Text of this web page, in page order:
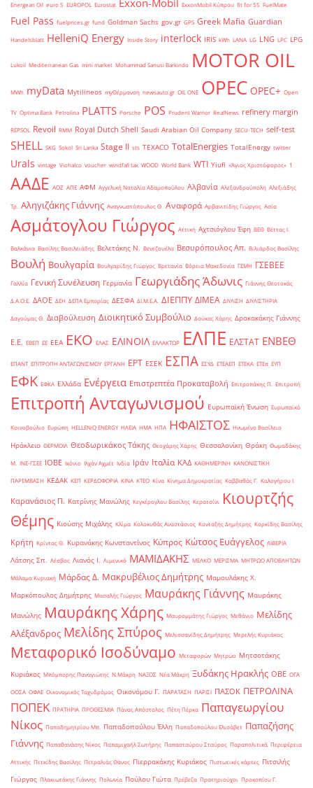
Energean Oil euro 5 EUROPOL Eurostat Exxon-Mobil ExxonMobil Κύπρου fit for 55 FuelMate
Fuel Pass fuelprices.gr fund Goldman Sachs gov.gr GPS Greek Mafia Guardian
Handelsblatt HelleniQ Energy Inside Story interlock IRIS kWh LANA LG LNG LPC LPG
Lukoil Mediterranean Gas mini market Mohammad Sanusi Barkindo MOTOR OIL
MWh myData Mytilineos myΘέρμανση newsauto.gr OIL ONE OPEC OPEC+ Open
TV Optima Bank Petrolina PLATTS Porsche POS Prudent Warrior RealNews refinery margin
REPSOL Revoil RMM Royal Dutch Shell Saudi Arabian Oil Company SECU-TECH self-test
SHELL SKG Sokol Sri Lanka Stage II sts TEXACO TotalEnergies TotalEnergy twitter
Urals vintage Viohalco voucher windfall tax WOOD World Bank WTI Yiufi «Άγιος Χριστόφορος» ΄1
ΑΑΔΕ ΑΟΖ ΑΠΕ ΑΦΜ Αγγελική Ναταλία Αδαμοπούλου Αλβανία Αλεξανδρούπολη Αλεξιάδης
Τρ. Αληγιζάκης Γιάννης Αναγνωστόπουλος Θ. Αναφορά Αρβανιτίδης Γιώργος Ασία
Ασμάτογλου Γιώργος Αττική Αχτσιόγλου Έφη ΒΕΘ Βέττας Ι.
Βαλκάνια Βασίλης Βασιλειάδης Βελετάκης Ν. Βενεζουέλα Βεσυρόπουλος Απ. Βιλιάρδος Βασίλης
Βουλή Βουλγαρία Βουλγαρίδης Γιώργος Βρετανία Βόρεια Μακεδονία ΓΕΜΗ ΓΣΕΒΕΕ
Γαλλία Γενική Συνέλευση Γερμανία Γεωργιάδης Άδωνις Γιάννης Θεοτοκάς
Δ.Α.Ο.Ε. ΔΑΟΕ ΔΕΗ ΔΕΠΑ Εμπορίας ΔΕΣΦΑ ΔΙ.Μ.Ε.Α. ΔΙΕΠΠΥ ΔΙΜΕΑ ΔΙΥΛΙΣΗ ΔΙΥΛΙΣΤΗΡΙΑ
Δαγούμας Θ. Διαβούλευση Διοικητικό Συμβούλιο Δούκας Χάρης Δρακακάκης Γιάννης
Ε.Ε. ΕΒΕΠ ΕΕ ΕΕΑ ΕΚΟ ΕΛΑΣ ΕΛΙΝΟΙΛ ΕΛΛΑΚΤΩΡ ΕΛΠΕ ΕΛΣΤΑΤ ΕΝΒΕΘ
ΕΠΑΝΤ ΕΠΙΤΡΟΠΗ ΑΝΤΑΓΩΝΙΣΜΟΥ ΕΡΓΑΝΗ ΕΡΤ ΕΣΕΚ ΕΣΠΑ ΕΣΥΔ ΕΤΕΑΕΠ ΕΤΕΚΑ ΕΤΕπ ΕΥΠ
ΕΦΚ ΕΦΚΑ Ελλάδα Ενέργεια Επιστρεπτέα Προκαταβολή Επιτροπάκης Π. Επιτροπή
Επιτροπή Ανταγωνισμού Ευρωπαϊκή Ένωση Ευρωπαϊκό
Κοινοβούλιο Ευρώπη ΗELLENiQ ENERGY ΗΛΕΙΑ ΗΜΑ ΗΠΑ ΗΦΑΙΣΤΟΣ Ηνωμένο Βασίλειο
Ηράκλειο ΘΕΡΜΟΙΛ Θεοδωρικάκος Τάκης Θεοχάρης Χάρης Θεσσαλονίκη Θράκη Θωμαδάκης
Μ. ΙΝΕ-ΓΣΕΕ ΙΟΒΕ Ικόνιο Ιλχάν Αχμέτ Ινδία Ιράν Ιταλία ΚΑΔ ΚΑΘΗΜΕΡΙΝΗ ΚΑΝΟΝΙΣΤΙΚΗ
ΠΑΡΕΜΒΑΣΗ ΚΕΔΑΚ ΚΕΠ ΚΕΡΔΟΦΟΡΙΑ ΚΙΝΑ ΚΤΕΟ Κίνα Κίνημα Δημοκρατίας Καββαθάς Γ. Καλογήρου Ι.
Καρανάσιος Π. Κατρίνης Μανώλης Κεγκέρογλου Βασίλης Κερατσίνι
Κιουρτζής
Θέμης Κιούσης Μιχάλης Κλίμα Κολοκυθάς Αναστάσιος Κονταξής Δημήτρης Κορκίδης Βασίλης
Κρήτη Κρίντας Θ. Κυρανάκης Κωνσταντίνος Κύπρος Κώτσος Ευάγγελος ΛΙΒΕΡΙΑ
Λάτσης Σπ. Λέσβος Λιανός Ι. Λιμενικό ΜΑΜΙΔΑΚΗΣ ΜΕΛΚΟ ΜΕΡΙΣΜΑ ΜΗΤΡΩΟ ΑΠΟΒΛΗΤΩΝ
Μάλαμα Κυριακή Μάρδας Δ. Μακρυβέλιος Δημήτρης Μαμουλάκης Χ.
Μαρκόπουλος Δημήτρης Μασαλής Γιώργος Μαυράκης Γιάννης Μαυράκης
Μανώλης Μαυράκης Χάρης Μαυρομμάτης Γιώργος Μεθάνιο Μελίδης
Αλέξανδρος Μελίδης Σπύρος Μελισσανίδης Δημήτρης Μερελής Κυριάκος
Μεταφορικό Ισοδύναμο Μεταφορών Μητρώο Μητσοτάκης
Κυριάκος Μπόμπορης Παναγιώτης Ν.Μάκρη ΝΑΞΟΣ Νέα Μάκρη Ξυδάκης Ηρακλής ΟΒΕ ΟΓΑ
ΟΟΣΑ ΟΦΑΕ Οικονομικός Ταχυδρόμος Οικονόμου Γ. ΠΑΡΑΤΑΣΗ ΠΑΡΙΣΙ ΠΑΣΟΚ ΠΕΤΡΟΛΙΝΑ
ΠΟΠΕΚ ΠΡΑΤΗΡΙΑ ΠΡΟΘΕΣΜΙΑ Πάνας Απόστολος Πέτη Πέρκα Παπαγεωργίου
Νίκος Παπαδημητρίου Μπ. Παπαδοπούλου Έλλη Παπαδοπούλου Ελισάβετ Παπαζήσης
Γιάννης Παπαθανάσης Νίκος Παπαμιχαήλ Σωτήρης Παπασταύρου Σταύρος Παραπολιτικά Περιφέρεια
Αττικής Πετκίδης Βασίλης Πετραλιάς Θάνος Πιερρακάκης Κυριάκος Πιστωτικές κάρτες Πιτσιλής
Γιώργος Πλακιωτάκης Γιάννης Πολωνία Πούλου Γιώτα Πρέβεζα Πρατηριούχοι Προκοπίου Γ.